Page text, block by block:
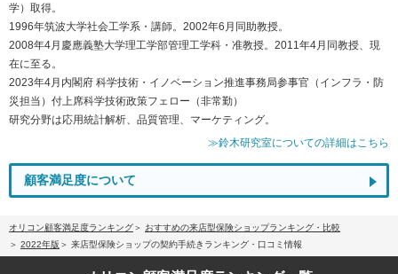
学）取得。
1996年筑波大学社会工学系・講師。2002年6月同助教授。
2008年4月慶應義塾大学理工学部管理工学科・准教授。2011年4月同教授、現
在に至る。
2023年4月内閣府 科学技術・イノベーション推進事務局参事官（インフラ・防
災担当）付上席科学技術政策フェロー（非常勤）
研究分野は応用統計解析、品質管理、マーケティング。
≫鈴木研究室についての詳細はこちら
顧客満足度について
オリコン顧客満足度ランキング
おすすめの来店型保険ショップランキング・比較
2022年版
来店型保険ショップの契約手続きランキング・口コミ情報